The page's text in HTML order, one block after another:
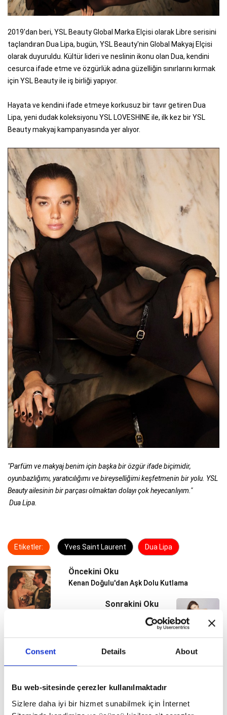
Consent Details About
Bu web-sitesinde çerezler kullanılmaktadır
Sizlere daha iyi bir hizmet sunabilmek için İnternet
2019'dan beri, YSL Beauty Global Marka Elçisi olarak Libre serisini
taçlandıran Dua Lipa, bugün, YSL Beauty'nin Global Makyaj Elçisi
olarak duyuruldu. Kültür lideri ve neslinin ikonu olan Dua, kendini
cesurca ifade etme ve özgürlük adına güzelliğin sınırlarını kırmak
için YSL Beauty ile iş birliği yapıyor.
Hayata ve kendini ifade etmeye korkusuz bir tavır getiren Dua
Lipa, yeni dudak koleksiyonu YSL LOVESHINE ile, ilk kez bir YSL
Beauty makyaj kampanyasında yer alıyor.
"Parfüm ve makyaj benim için başka bir özgür ifade biçimidir,
oyunbazlığımı, yaratıcılığımı ve bireyselliğimi keşfetmenin bir yolu. YSL
Beauty ailesinin bir parçası olmaktan dolayı çok heyecanlıyım."
Dua Lipa.
Etiketler: Yves Saint Laurent Dua Lipa
Öncekini Oku
Kenan Doğulu'dan Aşk Dolu Kutlama
Sonrakini Oku
Victoria Secret Meleği Anne Oldu
Yaza Pürüzsüz ve Işıldayan Bir Ciltle